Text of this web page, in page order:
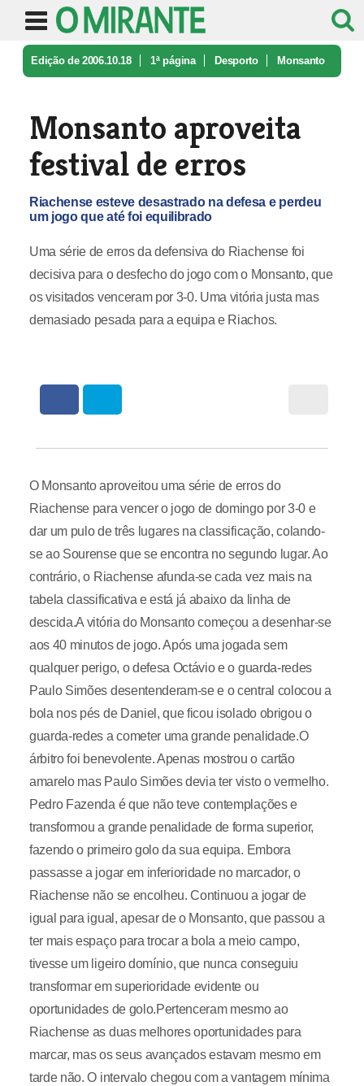
Edição de 2006.10.18 1ª página Desporto Monsanto
Monsanto aproveita
festival de erros
Riachense esteve desastrado na defesa e perdeu
um jogo que até foi equilibrado
Uma série de erros da defensiva do Riachense foi
decisiva para o desfecho do jogo com o Monsanto, que
os visitados venceram por 3-0. Uma vitória justa mas
demasiado pesada para a equipa e Riachos.
O Monsanto aproveitou uma série de erros do
Riachense para vencer o jogo de domingo por 3-0 e
dar um pulo de três lugares na classificação, colando-
se ao Sourense que se encontra no segundo lugar. Ao
contrário, o Riachense afunda-se cada vez mais na
tabela classificativa e está já abaixo da linha de
descida.A vitória do Monsanto começou a desenhar-se
aos 40 minutos de jogo. Após uma jogada sem
qualquer perigo, o defesa Octávio e o guarda-redes
Paulo Simões desentenderam-se e o central colocou a
bola nos pés de Daniel, que ficou isolado obrigou o
guarda-redes a cometer uma grande penalidade.O
árbitro foi benevolente. Apenas mostrou o cartão
amarelo mas Paulo Simões devia ter visto o vermelho.
Pedro Fazenda é que não teve contemplações e
transformou a grande penalidade de forma superior,
fazendo o primeiro golo da sua equipa. Embora
passasse a jogar em inferioridade no marcador, o
Riachense não se encolheu. Continuou a jogar de
igual para igual, apesar de o Monsanto, que passou a
ter mais espaço para trocar a bola a meio campo,
tivesse um ligeiro domínio, que nunca conseguiu
transformar em superioridade evidente ou
oportunidades de golo.Pertenceram mesmo ao
Riachense as duas melhores oportunidades para
marcar, mas os seus avançados estavam mesmo em
tarde não. O intervalo chegou com a vantagem mínima